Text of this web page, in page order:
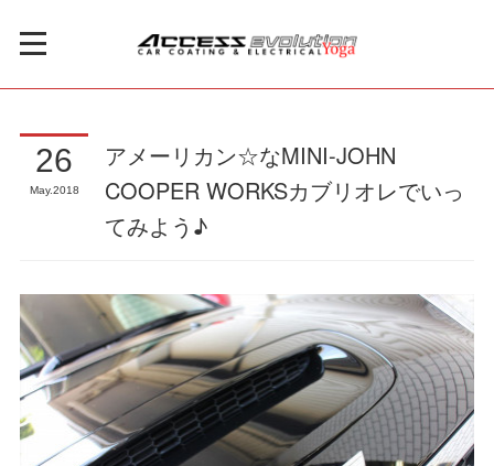
26
May 2018
アメーリカン☆なMINI-JOHN
COOPER WORKSカブリオレでいっ
てみよう♪